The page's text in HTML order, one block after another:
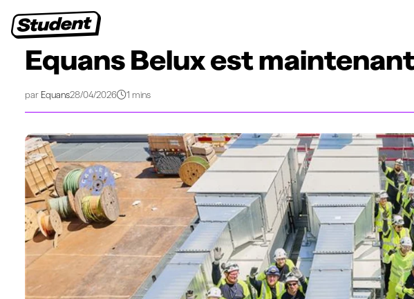
Vie étudiante>Conseils pour postuler
Equans Belux est
par Equans28/04/2026 1 mins